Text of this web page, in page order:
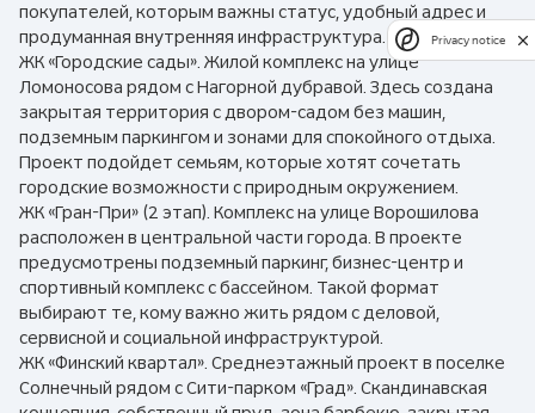
покупателей, которым важны статус, удобный адрес и
продуманная внутренняя инфраструктура.
ЖК «Городские сады». Жилой комплекс на улице
Ломоносова рядом с Нагорной дубравой. Здесь создана
закрытая территория с двором-садом без машин,
подземным паркингом и зонами для спокойного отдыха.
Проект подойдет семьям, которые хотят сочетать
городские возможности с природным окружением.
ЖК «Гран-При» (2 этап). Комплекс на улице Ворошилова
расположен в центральной части города. В проекте
предусмотрены подземный паркинг, бизнес-центр и
спортивный комплекс с бассейном. Такой формат
выбирают те, кому важно жить рядом с деловой,
сервисной и социальной инфраструктурой.
ЖК «Финский квартал». Среднеэтажный проект в поселке
Солнечный рядом с Сити-парком «Град». Скандинавская
Privacy notice